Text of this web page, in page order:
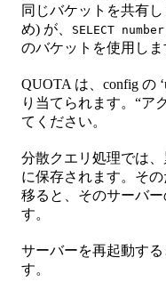
同じバケットを共有
め) が、
SELECT
のバケットを使用しま
QUOTA は、config の
り当てられます。“ア
てください。
分散クエリ処理では
に保存されます。そ
移ると、そのサーバー
す。
サーバーを再起動す
す。